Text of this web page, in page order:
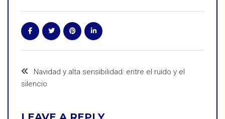
Navidad y alta sensibilidad: entre el ruido y el
silencio